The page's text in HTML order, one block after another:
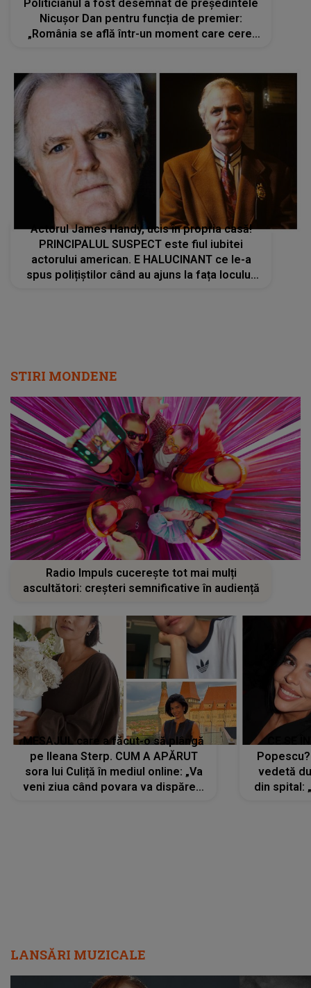
Politicianul a fost desemnat de președintele
Nicușor Dan pentru funcția de premier:
„România se află într-un moment care cere,
Actorul James Handy, ucis în propria casă!
PRINCIPALUL SUSPECT este fiul iubitei
actorului american. E HALUCINANT ce le-a
spus polițiștilor când au ajuns la fața locului:
STIRI MONDENE
Radio Impuls cucerește tot mai mulți
ascultători: creșteri semnificative în audiență
MESAJUL care a făcut-o să plângă
pe Ileana Sterp. CUM A APĂRUT
sora lui Culiță în mediul online: „Va
veni ziua când povara va dispărea,
vedetă
din spital:
LANSĂRI MUZICALE